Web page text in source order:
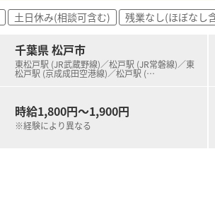
《こんな方にオススメ》
・病棟業務など病院薬剤師としての経験を
・車通勤されたい方。
土日休み(相談可含む) 残業なし(ほぼなし
千葉県 松戸市
東松戸駅 (JR武蔵野線)／松戸駅 (JR常磐線)／東
松戸駅 (京成成田空港線)／松戸駅 (…
時給1,800円～1,900円
※経験により異なる